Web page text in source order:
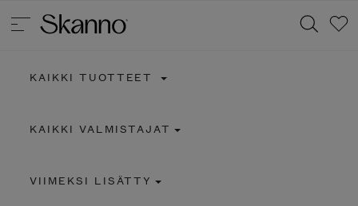
KAIKKI TUOTTEET
KAIKKI VALMISTAJAT
VIIMEKSI LISÄTTY